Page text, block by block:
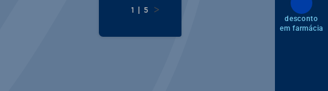
1 | 5 >
desconto
em farmácia